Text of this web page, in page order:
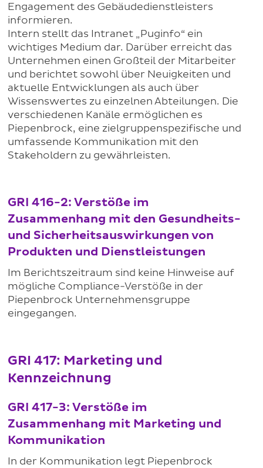
Engagement des Gebäudedienstleisters
informieren.
Intern stellt das Intranet „Puginfo“ ein
wichtiges Medium dar. Darüber erreicht das
Unternehmen einen Großteil der Mitarbeiter
und berichtet sowohl über Neuigkeiten und
aktuelle Entwicklungen als auch über
Wissenswertes zu einzelnen Abteilungen. Die
verschiedenen Kanäle ermöglichen es
Piepenbrock, eine zielgruppenspezifische und
umfassende Kommunikation mit den
Stakeholdern zu gewährleisten.
GRI 416-2: Verstöße im
Zusammenhang mit den Gesundheits-
und Sicherheitsauswirkungen von
Produkten und Dienstleistungen
Im Berichtszeitraum sind keine Hinweise auf
mögliche Compliance-Verstöße in der
Piepenbrock Unternehmensgruppe
eingegangen.
GRI 417: Marketing und
Kennzeichnung
GRI 417-3: Verstöße im
Zusammenhang mit Marketing und
Kommunikation
In der Kommunikation legt Piepenbrock